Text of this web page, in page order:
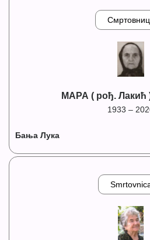
МАРА ( рођ.
1933 –
Бања Лука